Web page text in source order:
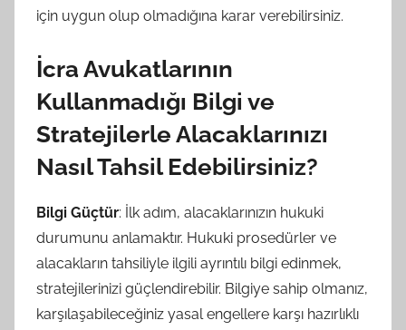
için uygun olup olmadığına karar verebilirsiniz.
İcra Avukatlarının
Kullanmadığı Bilgi ve
Stratejilerle Alacaklarınızı
Nasıl Tahsil Edebilirsiniz?
Bilgi Güçtür: İlk adım, alacaklarınızın hukuki
durumunu anlamaktır. Hukuki prosedürler ve
alacakların tahsiliyle ilgili ayrıntılı bilgi edinmek,
stratejilerinizi güçlendirebilir. Bilgiye sahip olmanız,
karşılaşabileceğiniz yasal engellere karşı hazırlıklı